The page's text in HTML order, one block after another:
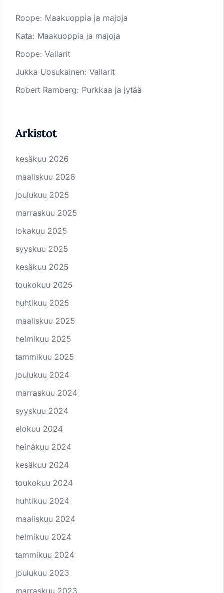
Roope: Maakuoppia ja majoja
Kata: Maakuoppia ja majoja
Roope: Vallarit
Jukka Uosukainen: Vallarit
Robert Ramberg: Purkkaa ja jytää
Arkistot
kesäkuu 2026
maaliskuu 2026
joulukuu 2025
marraskuu 2025
lokakuu 2025
syyskuu 2025
kesäkuu 2025
toukokuu 2025
huhtikuu 2025
maaliskuu 2025
helmikuu 2025
tammikuu 2025
joulukuu 2024
marraskuu 2024
syyskuu 2024
elokuu 2024
heinäkuu 2024
kesäkuu 2024
toukokuu 2024
huhtikuu 2024
maaliskuu 2024
helmikuu 2024
tammikuu 2024
joulukuu 2023
marraskuu 2023